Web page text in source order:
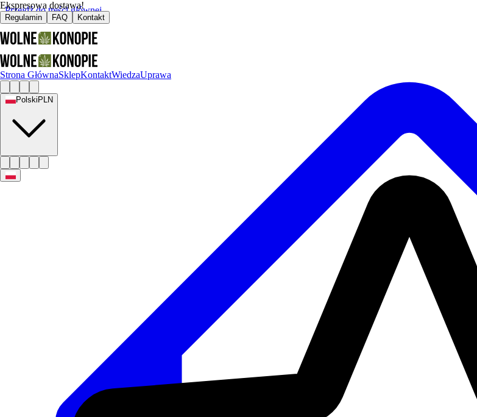
Przejdź do treści głównej
Ekspresowa dostawa!
Regulamin FAQ Kontakt
Strona GłównaSklepKontaktWiedzaUprawa
Polski PLN